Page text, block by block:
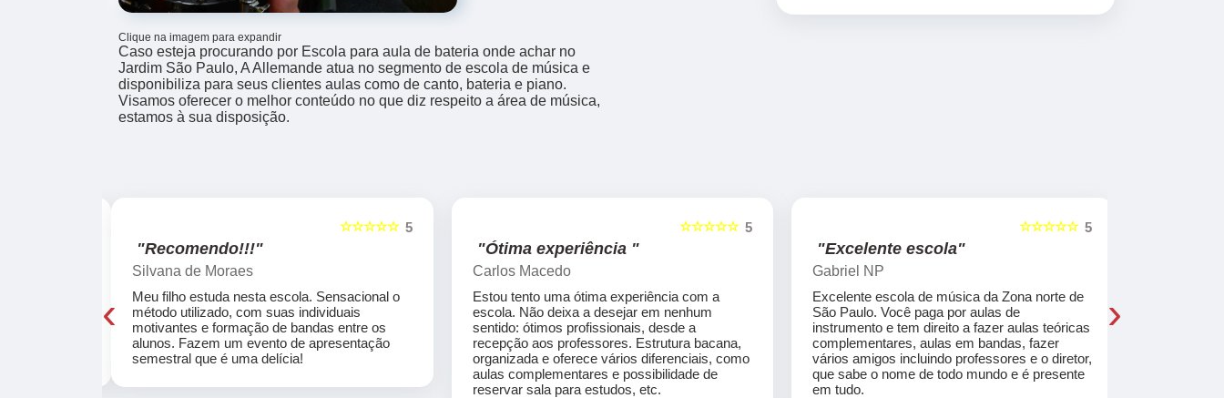
Clique na imagem para expandir
Caso esteja procurando por Escola para aula de bateria onde achar no
Jardim São Paulo, A Allemande atua no segmento de escola de música e
disponibiliza para seus clientes aulas como de canto, bateria e piano.
Visamos oferecer o melhor conteúdo no que diz respeito a área de música,
estamos à sua disposição.
5
☆☆☆☆☆
"Recomendo!!!"
Silvana de Moraes
Meu filho estuda nesta escola. Sensacional o
método utilizado, com suas individuais
motivantes e formação de bandas entre os
alunos. Fazem um evento de apresentação
semestral que é uma delícia!
5
☆☆☆☆☆
"Ótima experiência "
Carlos Macedo
Estou tento uma ótima experiência com a
escola. Não deixa a desejar em nenhum
sentido: ótimos profissionais, desde a
recepção aos professores. Estrutura bacana,
organizada e oferece vários diferenciais, como
aulas complementares e possibilidade de
reservar sala para estudos, etc.
5
☆☆☆☆☆
"Excelente escola"
Gabriel NP
Excelente escola de música da Zona norte de
São Paulo. Você paga por aulas de
instrumento e tem direito a fazer aulas teóricas
complementares, aulas em bandas, fazer
vários amigos incluindo professores e o diretor,
que sabe o nome de todo mundo e é presente
em tudo.
‹ ›